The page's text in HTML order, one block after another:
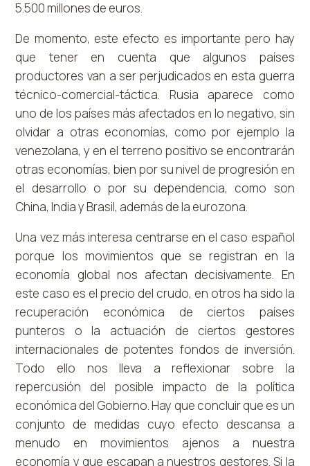
5.500 millones de euros.
De momento, este efecto es importante pero hay
que tener en cuenta que algunos países
productores van a ser perjudicados en esta guerra
técnico-comercial-táctica. Rusia aparece como
uno de los países más afectados en lo negativo, sin
olvidar a otras economías, como por ejemplo la
venezolana, y en el terreno positivo se encontrarán
otras economías, bien por su nivel de progresión en
el desarrollo o por su dependencia, como son
China, India y Brasil, además de la eurozona.
Una vez más interesa centrarse en el caso español
porque los movimientos que se registran en la
economía global nos afectan decisivamente. En
este caso es el precio del crudo, en otros ha sido la
recuperación económica de ciertos países
punteros o la actuación de ciertos gestores
internacionales de potentes fondos de inversión.
Todo ello nos lleva a reflexionar sobre la
repercusión del posible impacto de la política
económica del Gobierno. Hay que concluir que es un
conjunto de medidas cuyo efecto descansa a
menudo en movimientos ajenos a nuestra
economía y que escapan a nuestros gestores. Si la